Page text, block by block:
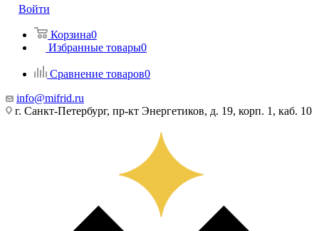
Войти
Корзина0
Избранные товары0
Сравнение товаров0
info@mifrid.ru
г. Санкт-Петербург, пр-кт Энергетиков, д. 19, корп. 1, каб. 10